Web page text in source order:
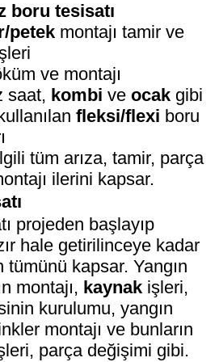
boru tesisatı
petek montajı tamir ve
ve montajı
saat, kombi veocak gibi
fleksi/flexi boru
tüm arıza, tamir, parça
ilerini kapsar.
projeden başlayıp
hale getirilinceye kadar
tümünü kapsar. Yangın
montajı, kaynak işleri,
kurulumu, yangın
montajı ve bunların
parça değişimi gibi.